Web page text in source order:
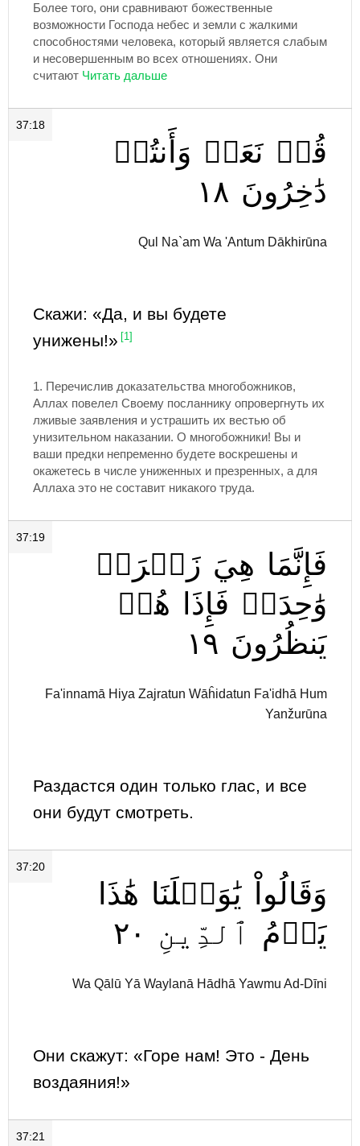
Более того, они сравнивают божественные
возможности Господа небес и земли с жалкими
способностями человека, который является слабым
и несовершенным во всех отношениях. Они
считают
37:18
قُلۡ نَعَمۡ وَأَنتُمۡ
دَٰخِرُونَ ١٨
Qul Na`am Wa 'Antum Dākhirūna
Скажи: «Да, и вы будете
унижены!»
[1]
1. Перечислив доказательства многобожников,
Аллах повелел Своему посланнику опровергнуть их
лживые заявления и устрашить их вестью об
унизительном наказании. О многобожники! Вы и
ваши предки непременно будете воскрешены и
окажетесь в числе униженных и презренных, а для
Аллаха это не составит никакого труда.
37:19
فَإِنَّمَا هِيَ زَجۡرَةٞ
وَٰحِدَةٞ فَإِذَا
هُمۡ
يَنظُرُونَ ١٩
Fa'innamā Hiya Zajratun Wāĥidatun Fa'idhā Hum
Yanžurūna
Раздастся один только глас, и все
они будут смотреть.
37:20
وَقَالُواْ يَٰوَيۡلَنَا هَٰذَا
يَوۡمُ ٱلدِّينِ ٢٠
Wa Qālū Yā Waylanā Hādhā Yawmu Ad-Dīni
Они скажут: «Горе нам! Это - День
воздаяния!»
37:21